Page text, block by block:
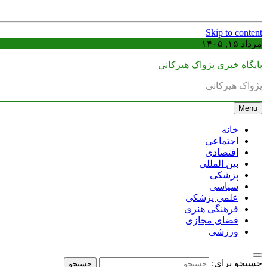
Skip to content
مرداد ۱۵, ۱۴۰۵
پایگاه خبری پژواک هیرکانی
پژواک هیرکانی
Menu
خانه
اجتماعی
اقتصادی
بین المللی
پزشکی
سیاسی
علمی پزشکی
فرهنگی هنری
فضای مجازی
ورزشی
جستجو برای: